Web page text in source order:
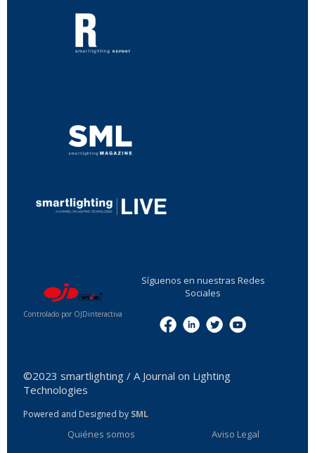
Controlado por OJDinteractiva
Síguenos en nuestras Redes
Sociales
©2023 smartlighting / A Journal on Lighting
Technologies
Powered and Designed by SML
Quiénes somos Aviso Legal